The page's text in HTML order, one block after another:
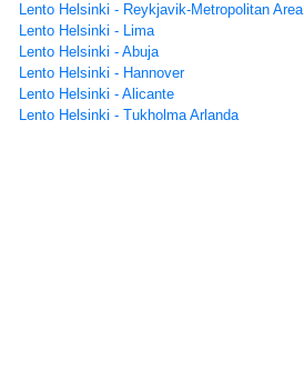
Lento Helsinki - Reykjavik-Metropolitan Area
Lento Helsinki - Lima
Lento Helsinki - Abuja
Lento Helsinki - Hannover
Lento Helsinki - Alicante
Lento Helsinki - Tukholma Arlanda